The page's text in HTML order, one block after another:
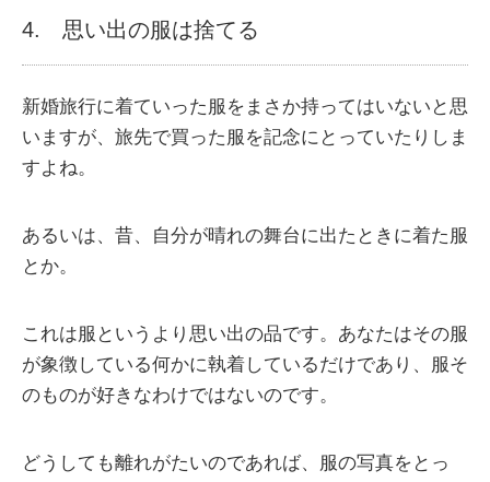
4. 思い出の服は捨てる
新婚旅行に着ていった服をまさか持ってはいないと思
いますが、旅先で買った服を記念にとっていたりしま
すよね。
あるいは、昔、自分が晴れの舞台に出たときに着た服
とか。
これは服というより思い出の品です。あなたはその服
が象徴している何かに執着しているだけであり、服そ
のものが好きなわけではないのです。
どうしても離れがたいのであれば、服の写真をとっ